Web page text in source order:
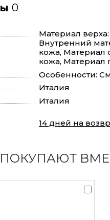
0
Материал
Внутренний
кожа, Материал
кожа,
Особенности:
Италия
Италия
14 дней на